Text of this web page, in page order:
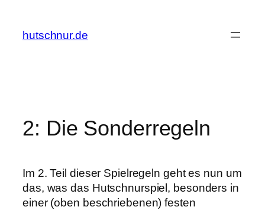
springen
hutschnur.de
2: Die Sonderregeln
Im 2. Teil dieser Spielregeln geht es nun um
das, was das Hutschnurspiel, besonders in
einer (oben beschriebenen) festen